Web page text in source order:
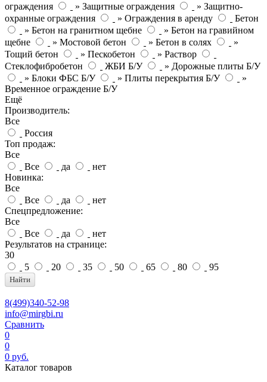
ограждения
» Защитные ограждения
» Защитно-
охранные ограждения
» Ограждения в аренду
Бетон
» Бетон на гранитном щебне
» Бетон на гравийном
щебне
» Мостовой бетон » Бетон в солях
»
Тощий бетон
» Пескобетон
» Раствор
Стеклофибробетон
ЖБИ Б/У
» Дорожные плиты Б/У
» Блоки ФБС Б/У
» Плиты перекрытия Б/У
»
Временное ограждение Б/У
Ещё
Производитель:
Все
Россия
Топ продаж:
Все
Все
да
нет
Новинка:
Все
Все
да
нет
Спецпредложение:
Все
Все
да
нет
Результатов на странице:
30
5
20 35 50 65 80 95
Найти
8(499)340-52-98
info@mirgbi.ru
Сравнить
0
0
0 руб.
Каталог товаров